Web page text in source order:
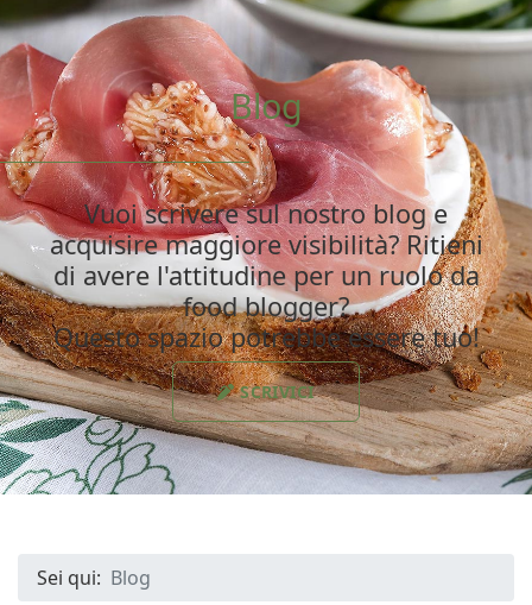
Blog
Vuoi scrivere sul nostro blog e
acquisire maggiore visibilità? Ritieni
di avere l'attitudine per un ruolo da
food blogger?
Questo spazio potrebbe essere tuo!
SCRIVICI
Sei qui: Blog